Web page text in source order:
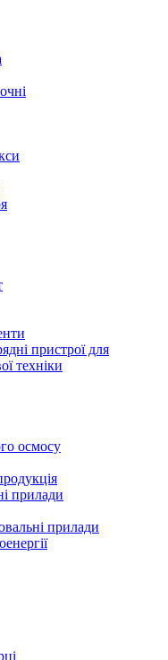
пристрої для
техніки
осмосу
прилади
прилади